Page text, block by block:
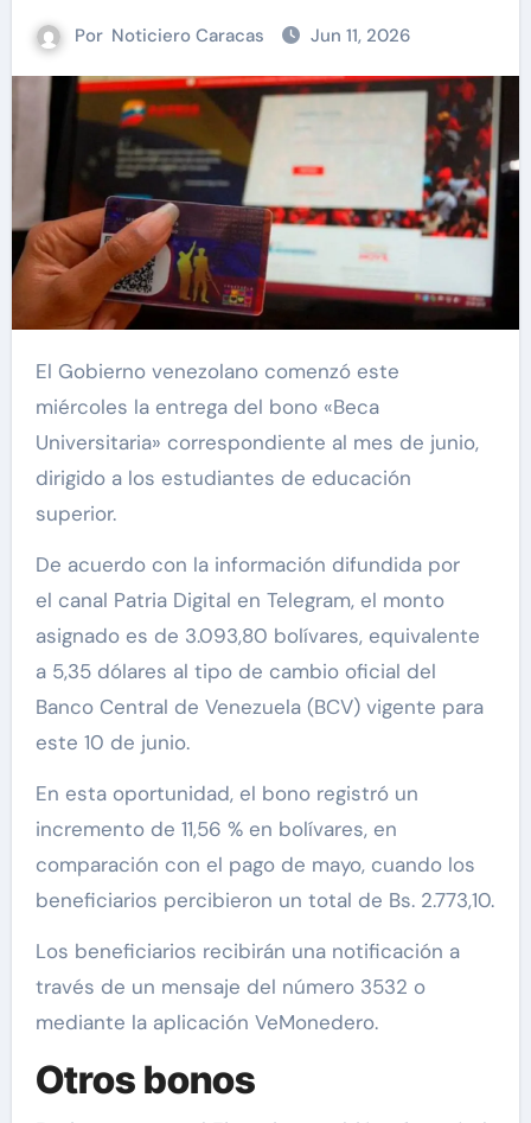
Por Noticiero Caracas Jun 11, 2026
El Gobierno venezolano comenzó este
miércoles la entrega del bono «Beca
Universitaria» correspondiente al mes de junio,
dirigido a los estudiantes de educación
superior.
De acuerdo con la información difundida por
el canal Patria Digital en Telegram, el monto
asignado es de 3.093,80 bolívares, equivalente
a 5,35 dólares al tipo de cambio oficial del
Banco Central de Venezuela (BCV) vigente para
este 10 de junio.
En esta oportunidad, el bono registró un
incremento de 11,56 % en bolívares, en
comparación con el pago de mayo, cuando los
beneficiarios percibieron un total de Bs. 2.773,10.
Los beneficiarios recibirán una notificación a
través de un mensaje del número 3532 o
mediante la aplicación VeMonedero.
Otros bonos